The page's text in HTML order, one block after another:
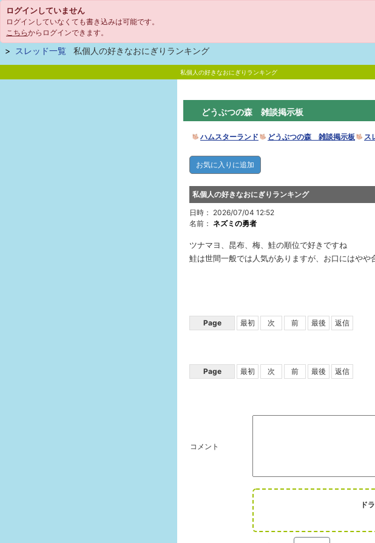
ログインしていません
ログインしていなくても書き込みは可能です。
こちらからログインできます。
スレッド一覧 私個人の好きなおにぎりランキング
私個人の好きなおにぎりランキング
どうぶつの森 雑談掲示板
ハムスターランド どうぶつの森 雑談掲示板 ス
私個人の好きなおにぎりランキング
日時： 2026/07/04 12:52
名前： ネズミの勇者
ツナマヨ、昆布、梅、鮭の順位で好きですね
鮭は世間一般では人気がありますが、お口にはや
Page 最初 次 前 最後 返信
Page 最初 次 前 最後 返信
コメント
ド